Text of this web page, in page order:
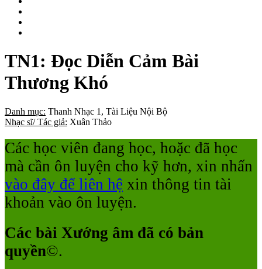
TN1: Đọc Diễn Cảm Bài
Thương Khó
Danh mục: Thanh Nhạc 1, Tài Liệu Nội Bộ
Nhạc sĩ/ Tác giả: Xuân Thảo
Các học viên đang học, hoặc đã học
mà cần ôn luyện cho kỹ hơn, xin nhấn
vào đây để liên hệ xin thông tin tài
khoản vào ôn luyện.
Các bài Xướng âm đã có bản
quyền©.